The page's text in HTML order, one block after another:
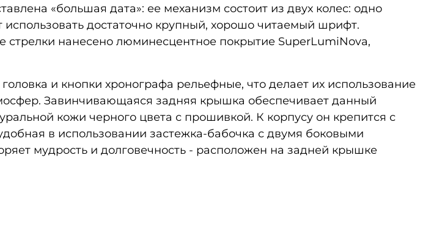
«большая дата»: ее механизм состоит из двух колес: одно
использовать достаточно крупный, хорошо читаемый шрифт.
нанесено люминесцентное покрытие SuperLumiNova,
и кнопки хронографа рельефные, что делает их использование
Завинчивающаяся задняя крышка обеспечивает данный
кожи черного цвета с прошивкой. К корпусу он крепится с
в использовании застежка-бабочка с двумя боковыми
мудрость и долговечность - расположен на задней крышке